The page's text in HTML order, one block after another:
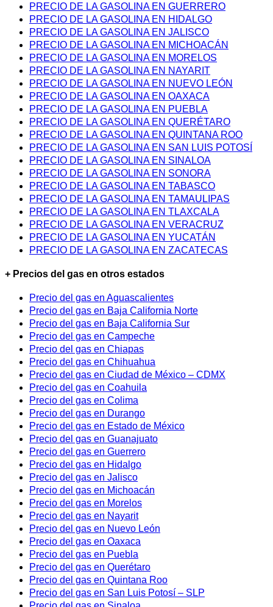
PRECIO DE LA GASOLINA EN GUERRERO
PRECIO DE LA GASOLINA EN HIDALGO
PRECIO DE LA GASOLINA EN JALISCO
PRECIO DE LA GASOLINA EN MICHOACÁN
PRECIO DE LA GASOLINA EN MORELOS
PRECIO DE LA GASOLINA EN NAYARIT
PRECIO DE LA GASOLINA EN NUEVO LEÓN
PRECIO DE LA GASOLINA EN OAXACA
PRECIO DE LA GASOLINA EN PUEBLA
PRECIO DE LA GASOLINA EN QUERÉTARO
PRECIO DE LA GASOLINA EN QUINTANA ROO
PRECIO DE LA GASOLINA EN SAN LUIS POTOSÍ
PRECIO DE LA GASOLINA EN SINALOA
PRECIO DE LA GASOLINA EN SONORA
PRECIO DE LA GASOLINA EN TABASCO
PRECIO DE LA GASOLINA EN TAMAULIPAS
PRECIO DE LA GASOLINA EN TLAXCALA
PRECIO DE LA GASOLINA EN VERACRUZ
PRECIO DE LA GASOLINA EN YUCATÁN
PRECIO DE LA GASOLINA EN ZACATECAS
+ Precios del gas en otros estados
Precio del gas en Aguascalientes
Precio del gas en Baja California Norte
Precio del gas en Baja California Sur
Precio del gas en Campeche
Precio del gas en Chiapas
Precio del gas en Chihuahua
Precio del gas en Ciudad de México – CDMX
Precio del gas en Coahuila
Precio del gas en Colima
Precio del gas en Durango
Precio del gas en Estado de México
Precio del gas en Guanajuato
Precio del gas en Guerrero
Precio del gas en Hidalgo
Precio del gas en Jalisco
Precio del gas en Michoacán
Precio del gas en Morelos
Precio del gas en Nayarit
Precio del gas en Nuevo León
Precio del gas en Oaxaca
Precio del gas en Puebla
Precio del gas en Querétaro
Precio del gas en Quintana Roo
Precio del gas en San Luis Potosí – SLP